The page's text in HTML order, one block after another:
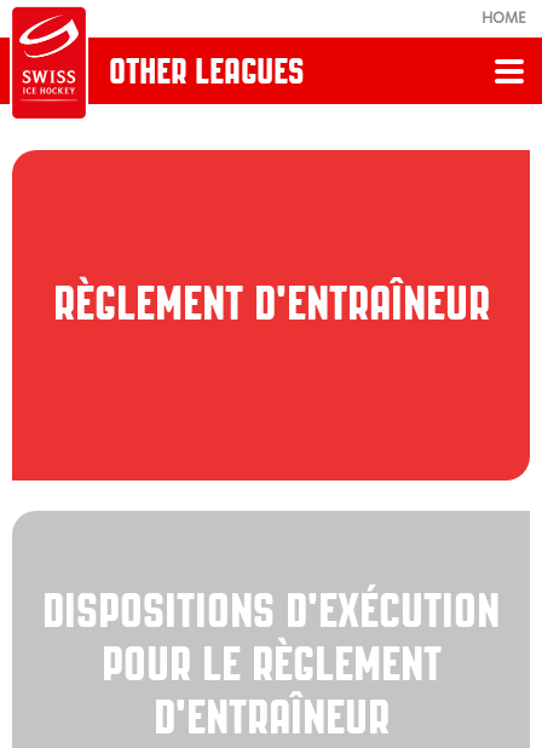
HOME
OTHER LEAGUES
Règlement de jeu
Infrastructure
Fonctionnaires
RÈGLEMENT D'ENTRAÎNEUR
DISPOSITIONS D'EXÉCUTION
POUR LE RÈGLEMENT
D'ENTRAÎNEUR